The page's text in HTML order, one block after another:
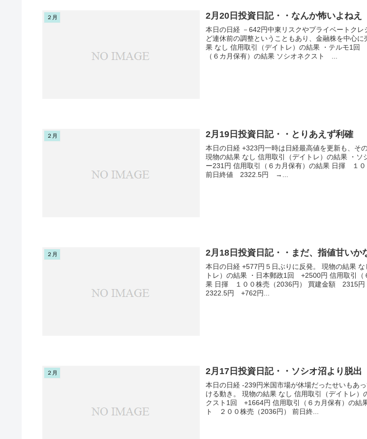
２月 2月20日投資日記・・なんか怖いよねえ
本日の日経 －642円中東リスクやプライベートクレ
ど連休前の調整ということもあり、金融株を中心に
果 なし 信用取引（デイトレ）の結果 ・テルモ1回
（６カ月保有）の結果 ソシオネクスト ...
２月 2月19日投資日記・・とりあえず利確
本日の日経 +323円一時は日経最高値を更新も、そ
現物の結果 なし 信用取引（デイトレ）の結果 ・
ー231円 信用取引（６カ月保有）の結果 日揮 １０
前日終値 2322.5円 →...
２月 2月18日投資日記・・まだ、指値甘いか
本日の日経 +577円５日ぶりに反発。 現物の結果 な
トレ）の結果 ・日本郵政1回 +2500円 信用取引（
果 日揮 １００株売（2036円） 買建金額
2322.5円 +762円...
２月 2月17日投資日記・・ソシオ沼より脱出
本日の日経 -239円米国市場が休場だったせいもあ
ける動き。 現物の結果 なし 信用取引（デイトレ）
クスト1回 +1664円 信用取引（６カ月保有）の結
ト ２００株売（2036円） 前日終...